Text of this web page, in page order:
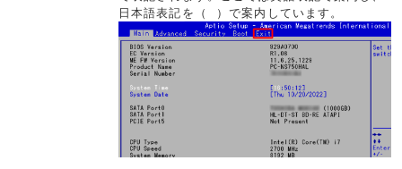
日本語表記を（ ）で案内しています。